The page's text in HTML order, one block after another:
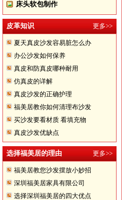
床头软包制作
皮革知识 更多>>
夏天真皮沙发容易脏怎么办
办公沙发如何保养
真皮和防真皮哪种耐用
仿真皮的详解
真皮沙发的正确护理
福美居教你如何清理布沙发
买沙发要看材质 看填充物
真皮沙发优缺点
选择福美居的理由 更多>>
福美居教您沙发摆放小妙招
深圳福美居家具有限公司
选择深圳福美居的四大优点
沙发换皮